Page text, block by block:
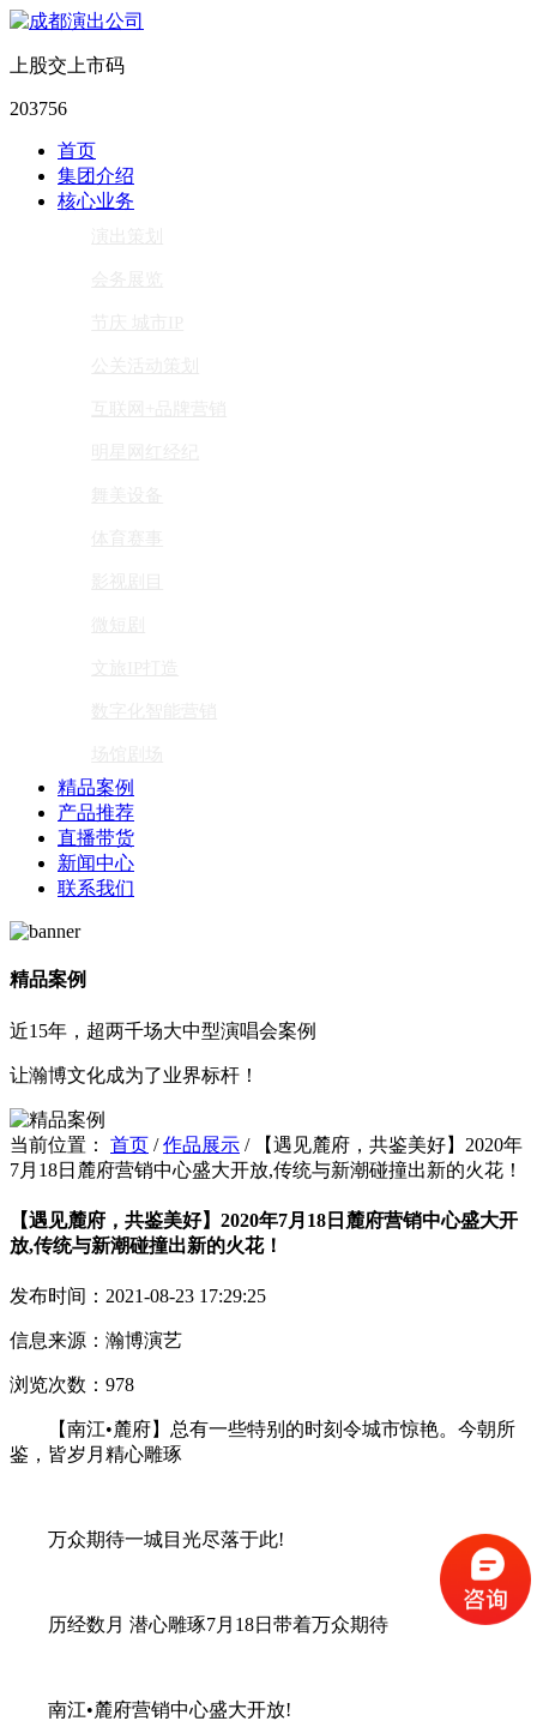
上股交上市码
203756
首页
集团介绍
核心业务
精品案例
产品推荐
直播带货
新闻中心
联系我们
精品案例
近15年，超两千场大中型演唱会案例
让瀚博文化成为了业界标杆！
当前位置： 首页 /作品展示 /
【遇见麓府，共鉴美好】2020年
7月18日麓府营销中心盛大开放,传统与新潮碰撞出新的火花！
【遇见麓府，共鉴美好】2020年7月18日麓府营销中心盛大开
放,传统与新潮碰撞出新的火花！
发布时间：2021-08-23 17:29:25
信息来源：瀚博演艺
浏览次数：978
【南江•麓府】总有一些特别的时刻令城市惊艳。今朝所
鉴，皆岁月精心雕琢
万众期待一城目光尽落于此!
历经数月 潜心雕琢7月18日带着万众期待
南江•麓府营销中心盛大开放!